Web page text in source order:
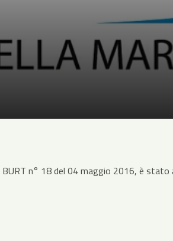
n° 18 del 04 maggio 2016, è stato